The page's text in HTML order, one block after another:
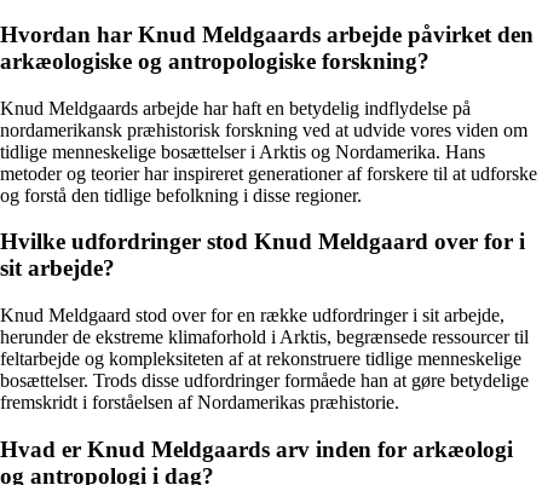
Hvordan har Knud Meldgaards arbejde påvirket den
arkæologiske og antropologiske forskning?
Knud Meldgaards arbejde har haft en betydelig indflydelse på
nordamerikansk præhistorisk forskning ved at udvide vores viden om
tidlige menneskelige bosættelser i Arktis og Nordamerika. Hans
metoder og teorier har inspireret generationer af forskere til at udforske
og forstå den tidlige befolkning i disse regioner.
Hvilke udfordringer stod Knud Meldgaard over for i
sit arbejde?
Knud Meldgaard stod over for en række udfordringer i sit arbejde,
herunder de ekstreme klimaforhold i Arktis, begrænsede ressourcer til
feltarbejde og kompleksiteten af at rekonstruere tidlige menneskelige
bosættelser. Trods disse udfordringer formåede han at gøre betydelige
fremskridt i forståelsen af Nordamerikas præhistorie.
Hvad er Knud Meldgaards arv inden for arkæologi
og antropologi i dag?